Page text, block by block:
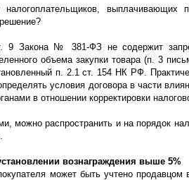
выплачивающих
9 Закона № 381-ФЗ не содержит
объема закупки товара (п. 3
п. 2.1 ст. 154 НК РФ.
условия договора в части
в отношении корректировки
распространить и на порядок
вознаграждения выше 5%
может быть учтено